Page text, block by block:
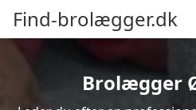
Find-brolægger.dk
Brolægger